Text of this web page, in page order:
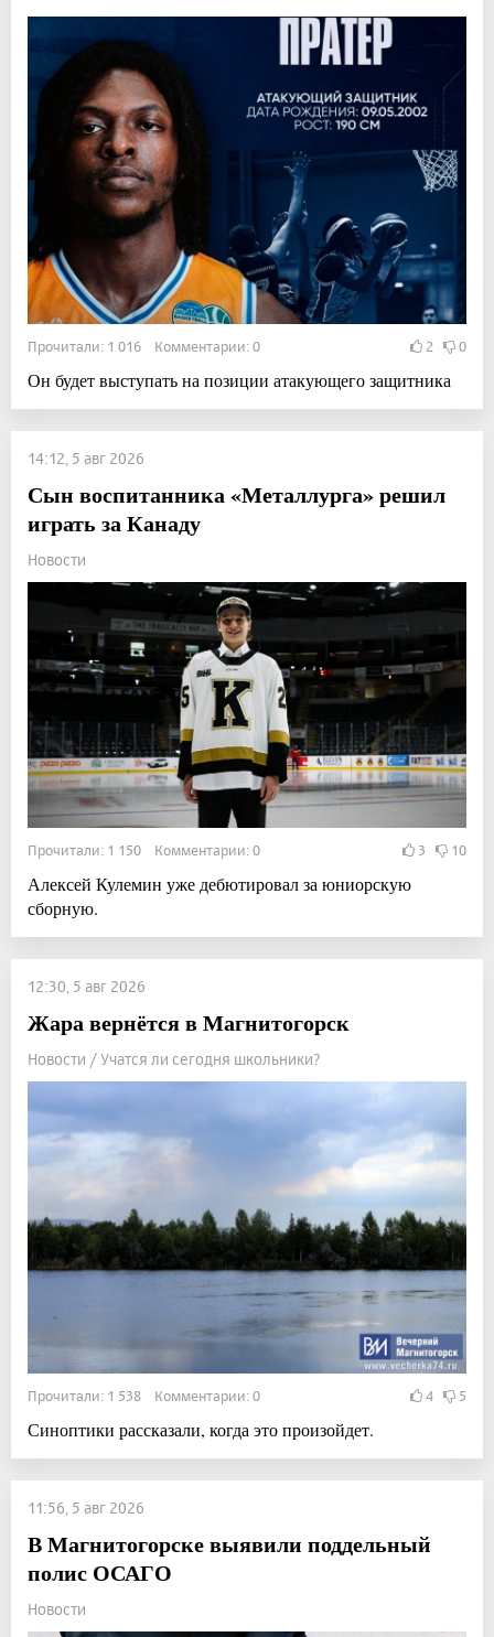
Прочитали: 1 016 Комментарии: 0 2 0
Он будет выступать на позиции атакующего защитника
14:12, 5 авг 2026
Сын воспитанника «Металлурга» решил
играть за Канаду
Новости
Прочитали: 1 150 Комментарии: 0 3 10
Алексей Кулемин уже дебютировал за юниорскую
сборную.
12:30, 5 авг 2026
Жара вернётся в Магнитогорск
Новости / Учатся ли сегодня школьники?
Прочитали: 1 538 Комментарии: 0 4 5
Синоптики рассказали, когда это произойдет.
11:56, 5 авг 2026
В Магнитогорске выявили поддельный
полис ОСАГО
Новости